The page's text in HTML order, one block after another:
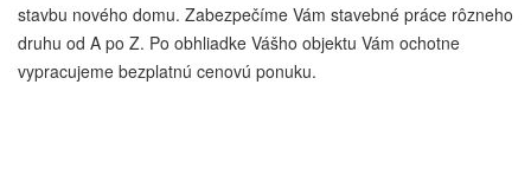
stavbu nového domu. Zabezpečíme Vám stavebné práce rôzneho
druhu od A po Z. Po obhliadke Vášho objektu Vám ochotne
vypracujeme bezplatnú cenovú ponuku.